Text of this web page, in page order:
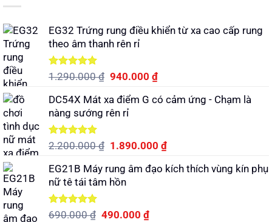
EG32 Trứng rung điều khiển từ xa cao cấp rung
theo âm thanh rên rỉ
Được xếp
5 sao
1.290.000₫ Giá
là:
1.290.000 ₫.
940.000₫Giá
tại
DC54X Mát xa điểm G có cảm ứng - Chạm là
nàng sướng rên rỉ
Được xếp
5 sao
2.200.000₫ Giá
là:
2.200.000 ₫.
1.890.000₫Giá
tại
EG21B Máy rung âm đạo kích thích vùng kín phụ
nữ tê tái tâm hồn
Được xếp
690.000₫ Giá
490.000₫Giá